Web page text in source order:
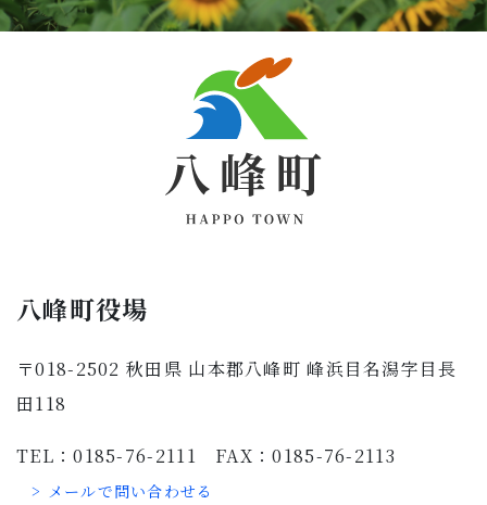
八峰町役場
〒018-2502 秋田県 山本郡八峰町 峰浜目名潟字目長
田118
TEL：0185-76-2111 FAX：0185-76-2113
> メールで問い合わせる